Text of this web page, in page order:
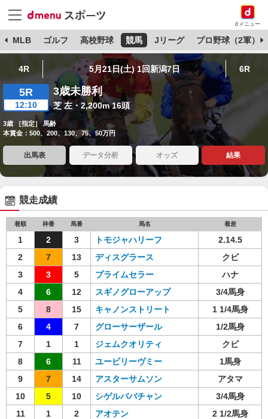
dメニュー
MLB ゴルフ 高校野球 競馬 Jリーグ プロ野球（2軍）
4R 5月21日(土) 1回新潟7日 6R
5R
12:10
3歳未勝利
芝 左・2,200m 16頭
3歳 ［指定］ 馬齢
本賞金：500、200、130、75、50万円
出馬表 データ分析 オッズ 結果
競走成績
着順 枠番 馬番 馬名 着差
1 2 3 トモジャハリーフ
2.14.5
2
7 13 ディスグラース
クビ
3
3 5 プライムセラー
ハナ
4
6 12 スギノグローアップ
3/4馬身
5
8 15 キャノンストリート
1 1/4馬身
6
4 7 グローサーザール
1/2馬身
7
1 1 ジェムクオリティ
クビ
8
6 11 ユービリーヴミー
1馬身
9
7 14 アスターサムソン
アタマ
10
5 10 シゲルババチャン
3/4馬身
11
1 2 アオテン
2 1/2馬身